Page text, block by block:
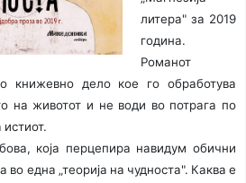
литера" за 2019
година.
Романот
книжевно дело кое го обработува
на животот и не води во потрага по
која перцепира навидум обични
во една „теорија на чудноста". Каква е